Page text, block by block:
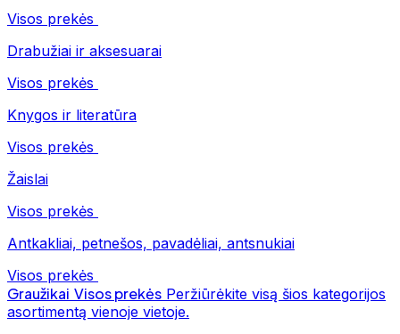
Visos prekės
Drabužiai ir aksesuarai
Visos prekės
Knygos ir literatūra
Visos prekės
Žaislai
Visos prekės
Antkakliai, petnešos, pavadėliai, antsnukiai
Visos prekės
Graužikai Visos prekės Peržiūrėkite visą šios kategorijos
asortimentą vienoje vietoje.